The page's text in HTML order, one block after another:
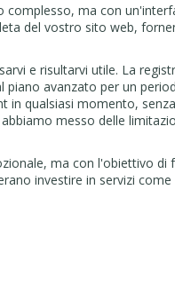
complesso, ma con
del vostro sito web,
e risultarvi utile. La
piano avanzato per un
in qualsiasi momento,
messo delle
ma con l'obiettivo di
investire in servizi come